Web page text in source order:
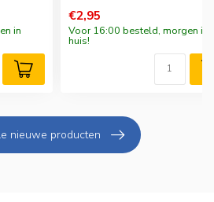
in
€2,95
Voor 16:00 besteld, morgen in
huis!
nieuwe producten